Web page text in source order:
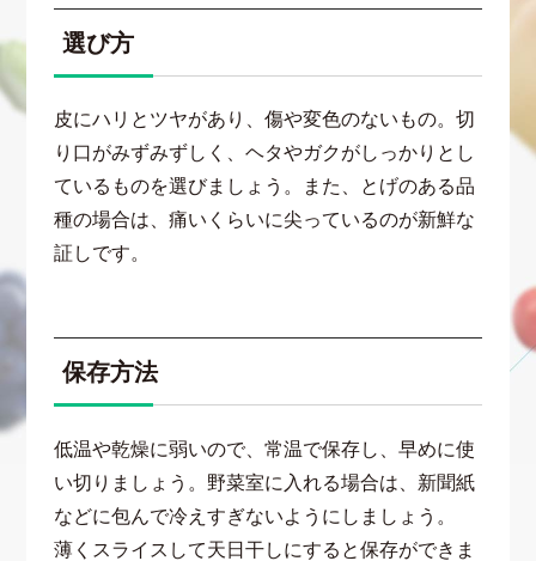
選び方
皮にハリとツヤがあり、傷や変色のないもの。切
り口がみずみずしく、ヘタやガクがしっかりとし
ているものを選びましょう。また、とげのある品
種の場合は、痛いくらいに尖っているのが新鮮な
証しです。
保存方法
低温や乾燥に弱いので、常温で保存し、早めに使
い切りましょう。野菜室に入れる場合は、新聞紙
などに包んで冷えすぎないようにしましょう。
薄くスライスして天日干しにすると保存ができま